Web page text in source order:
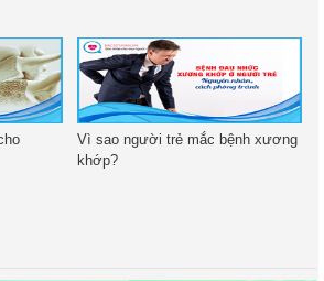
Vì sao người trẻ mắc bệnh xương
khớp?